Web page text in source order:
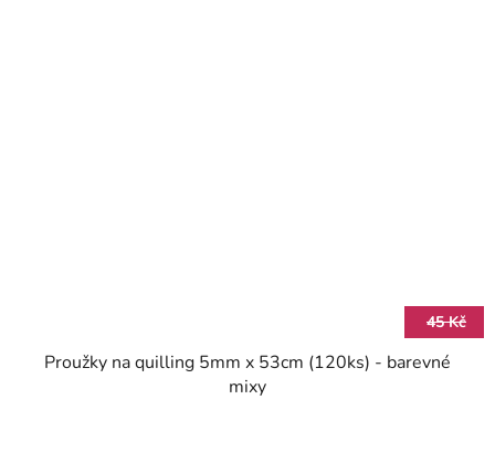
45 Kč
Proužky na quilling 5mm x 53cm (120ks) - barevné
mixy